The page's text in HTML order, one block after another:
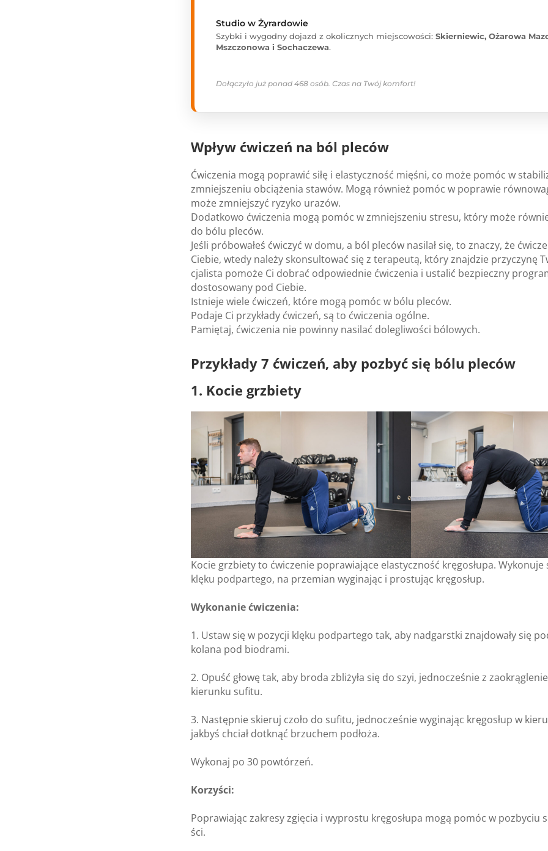
Studio w Żyrardowie
Szybki i wygodny dojazd z okolicznych miejscowości: Skierniewic, Ożarowa
Mszczonowa i Sochaczewa.
Dołączyło już ponad 468 osób. Czas na Twój komfort!
Wpływ ćwi­czeń na ból ple­ców
Ćwi­cze­nia mogą popra­wić siłę i ela­stycz­ność mię­śni, co może pomóc w
zmniej­sze­niu obcią­że­nia sta­wów. Mogą rów­nież pomóc w popra­wie
może zmniej­szyć ryzyko ura­zów.
Dodat­kowo ćwi­cze­nia mogą pomóc w zmniej­sze­niu stresu, który może
do bólu ple­ców.
Jeśli pró­bo­wa­łeś ćwi­czyć w domu, a ból ple­ców nasi­lał się, to zna­czy, że
Cie­bie, wtedy należy skon­sul­to­wać się z tera­peutą, który znaj­dzie przy­czynę
cja­li­sta pomoże Ci dobrać odpo­wied­nie ćwi­cze­nia i usta­lić bez­pieczny
dosto­so­wany pod Cie­bie.
Ist­nieje wiele ćwi­czeń, które mogą pomóc w bólu ple­ców.
Podaje Ci przy­kłady ćwi­czeń, są to ćwi­cze­nia ogólne.
Pamię­taj, ćwi­cze­nia nie powinny nasi­lać dole­gli­wo­ści bólo­wych.
Przy­kłady 7 ćwi­czeń, aby pozbyć się bólu ple­ców
1. Kocie grzbiety
Kocie grzbiety to ćwi­cze­nie popra­wia­jące ela­stycz­ność krę­go­słupa. Wyko­nuje
klęku pod­par­tego, na prze­mian wygi­na­jąc i pro­stując krę­go­słup.
Wyko­na­nie ćwi­cze­nia:
1. Ustaw się w pozy­cji klęku pod­par­tego tak, aby nad­garstki znaj­do­wały się
kolana pod bio­drami.
2. Opuść głowę tak, aby broda zbli­żyła się do szyi, jed­no­cze­śnie z
kie­runku sufitu.
3. Następ­nie skie­ruj czoło do sufitu, jed­no­cze­śnie wygi­na­jąc krę­go­słup w
jak­byś chciał dotknąć brzu­chem podłoża.
Wyko­naj po 30 powtó­rzeń.
Korzy­ści:
Popra­wia­jąc zakresy zgię­cia i wypro­stu krę­go­słupa mogą pomóc w pozby­ciu
ści.